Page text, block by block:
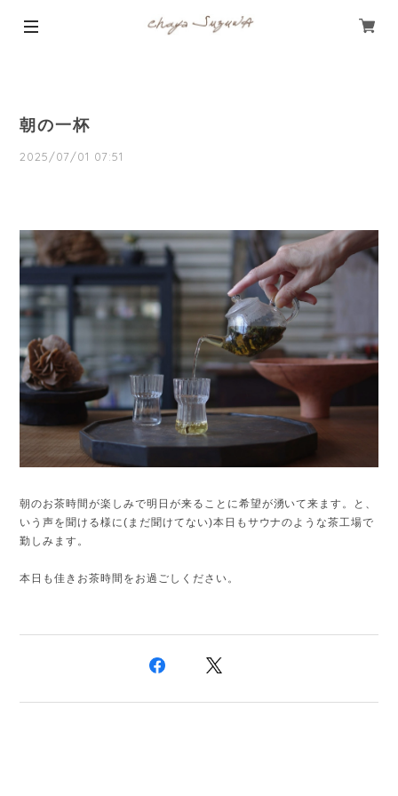
朝の一杯
2025/07/01 07:51
朝のお茶時間が楽しみで明日が来ることに希望が湧いて来ます。
と、
いう声を聞ける様に(まだ聞けてない)本日もサウナのような茶工場で
勤しみます。
本日も佳きお茶時間をお過ごしください。